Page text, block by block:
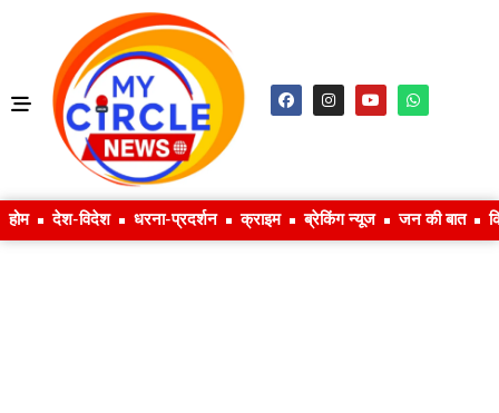
होम देश-विदेश धरना-प्रदर्शन क्राइम ब्रेकिंग न्यूज जन की बात